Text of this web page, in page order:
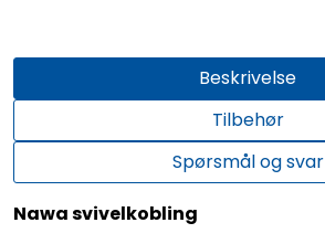
Beskrivelse
Tilbehør
Spørsmål og svar
Nawa svivelkobling